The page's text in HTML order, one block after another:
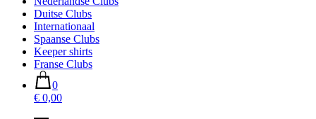
Duitse Clubs
Internationaal
Spaanse Clubs
Keeper shirts
Franse Clubs
0
€ 0,00